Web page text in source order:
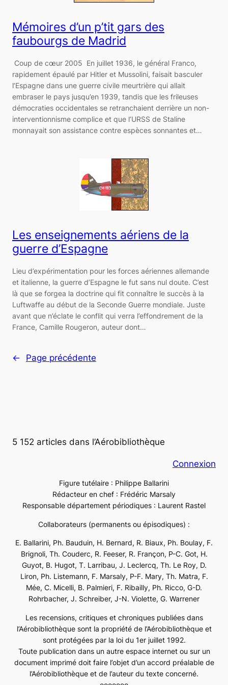
Mémoires d’un p’tit gars des
faubourgs de Madrid
Coup de cœur 2005 En juillet 1936, le général Franco,
rapidement épaulé par Hitler et Mussolini, faisait basculer
l’Espagne dans une guerre civile meurtrière qui allait
embraser le pays jusqu’en 1939, tandis que les frileuses
démocraties occidentales se retranchaient derrière un non-
interventionnisme complice et que l’URSS de Staline
monnayait son assistance contre espèces sonnantes et…
Les enseignements aériens de la
guerre d’Espagne
Lieu d’expérimentation pour les forces aériennes allemande
et italienne, la guerre d’Espagne le fut sans nul doute. C’est
là que se forgea la doctrine qui fit connaître le succès à la
Luftwaffe au début de la Seconde Guerre mondiale. Juste
avant que n’éclate le conflit qui verra l’effondrement de la
France, Camille Rougeron, auteur dont…
← Page précédente
5 152 articles dans l’Aérobibliothèque
Connexion
Figure tutélaire : Philippe Ballarini
Rédacteur en chef : Frédéric Marsaly
Responsable département périodiques : Laurent Rastel
Collaborateurs (permanents ou épisodiques) :
E. Ballarini, Ph. Bauduin, H. Bernard, R. Biaux, Ph. Boulay, F.
Brignoli, Th. Couderc, R. Feeser, R. Françon, P-C. Got, H.
Guyot, B. Hugot, T. Larribau, J. Leclercq, Th. Le Roy, D.
Liron, Ph. Listemann, F. Marsaly, P-F. Mary, Th. Matra, F.
Mée, C. Micelli, B. Palmieri, F. Ribailly, Ph. Ricco, G-D.
Rohrbacher, J. Schreiber, J-N. Violette, G. Warrener
Les recensions, critiques et chroniques publiées dans
l’Aérobibliothèque sont la propriété de l’Aérobibliothèque et
sont protégées par la loi du 1er juillet 1992.
Toute publication dans un autre espace internet ou sur un
document imprimé doit faire l’objet d’un accord préalable de
l’Aérobibliothèque et de l’auteur du texte concerné.